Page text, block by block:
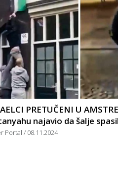
PRETUČENI U
najavio da šalje
Portal 08.11.2024